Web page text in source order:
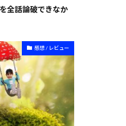
全話論破できなか
感想 / レビュー